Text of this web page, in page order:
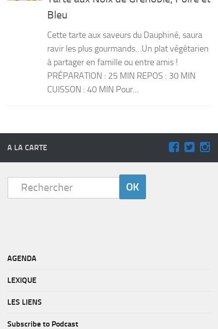
Bleu
Cette tarte aux saveurs du Dauphiné, saura
ravir les plus gourmands…Un plat végétarien
à partager en famille ou entre amis !
PRÉPARATION : 25 MIN REPOS : 30 MIN
CUISSON : 40 MIN Pour...
A LA CARTE
AGENDA
LEXIQUE
LES LIENS
Subscribe to Podcast